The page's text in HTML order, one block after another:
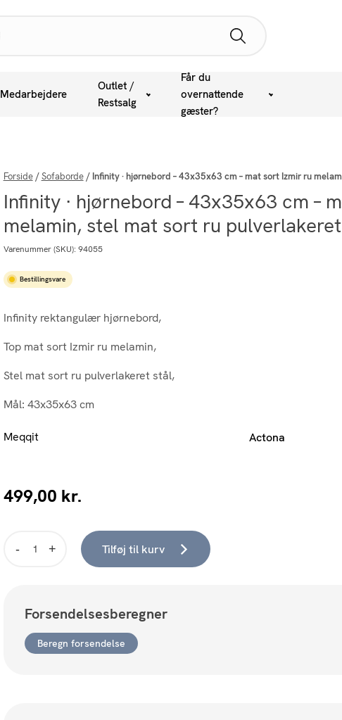
Medarbejdere
Outlet /
Restsalg
Får du
overnattende
gæster?
Forside/Sofaborde/ Infinity · hjørnebord – 43x35x63 cm – mat sort Izmir ru
Infinity · hjørnebord – 43x35x63 cm –
melamin, stel mat sort ru
Varenummer (SKU): 94055
Bestillingsvare
Infinity rektangulær hjørnebord,
Top mat sort Izmir ru melamin,
Stel mat sort ru pulverlakeret stål,
Mål: 43x35x63 cm
Meqqit Actona
499,00 kr.
43x35x63
Tilføj til kurv
Forsendelsesberegner
Beregn forsendelse